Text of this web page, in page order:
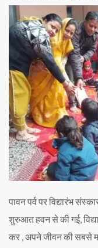
पावन पर्व पर विद्यारंभ
शुरुआत हवन से की गई,
कर , अपने जीवन की सबसे